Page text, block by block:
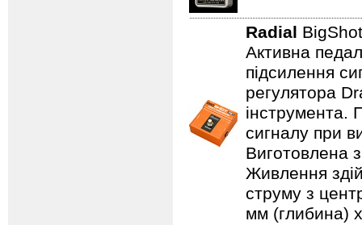
Radial
Активна
підсилення
регулятора
інструмента.
сигналу при
Виготовлена з
Живлення
струму з
мм (глибина)